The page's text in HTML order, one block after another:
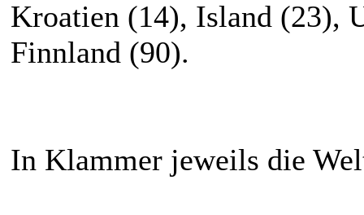
Kroatien (14), Island (23),
Finnland (90).
In Klammer jeweils die